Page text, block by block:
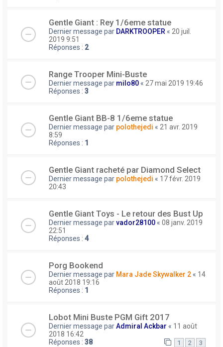
Gentle Giant : Rey 1/6eme statue
Dernier message par DARKTROOPER « 20 juil.
2019 9:51
Réponses : 2
Range Trooper Mini-Buste
Dernier message par milo80 « 27 mai 2019 19:46
Réponses : 3
Gentle Giant BB-8 1/6eme statue
Dernier message par polothejedi « 21 avr. 2019
8:59
Réponses : 1
Gentle Giant racheté par Diamond Select
Dernier message par polothejedi « 17 févr. 2019
20:43
Gentle Giant Toys - Le retour des Bust Up
Dernier message parvador28100 « 08 janv. 2019
22:51
Réponses : 4
Porg Bookend
Dernier message par Mara Jade Skywalker 2 « 14
août 2018 19:16
Réponses : 1
Lobot Mini Buste PGM Gift 2017
Dernier message parAdmiral Ackbar « 11 août
2018 16:42
Réponses : 38 1 2 3